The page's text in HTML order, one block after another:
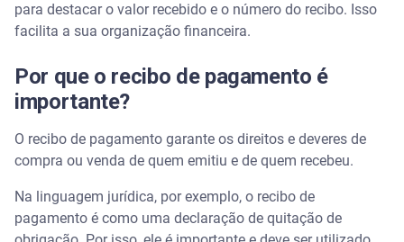
para destacar o valor recebido e o número do recibo. Isso
facilita a sua organização financeira.
Por que o recibo de pagamento é
importante?
O recibo de pagamento garante os direitos e deveres de
compra ou venda de quem emitiu e de quem recebeu.
Na linguagem jurídica, por exemplo, o recibo de
pagamento é como uma declaração de quitação de